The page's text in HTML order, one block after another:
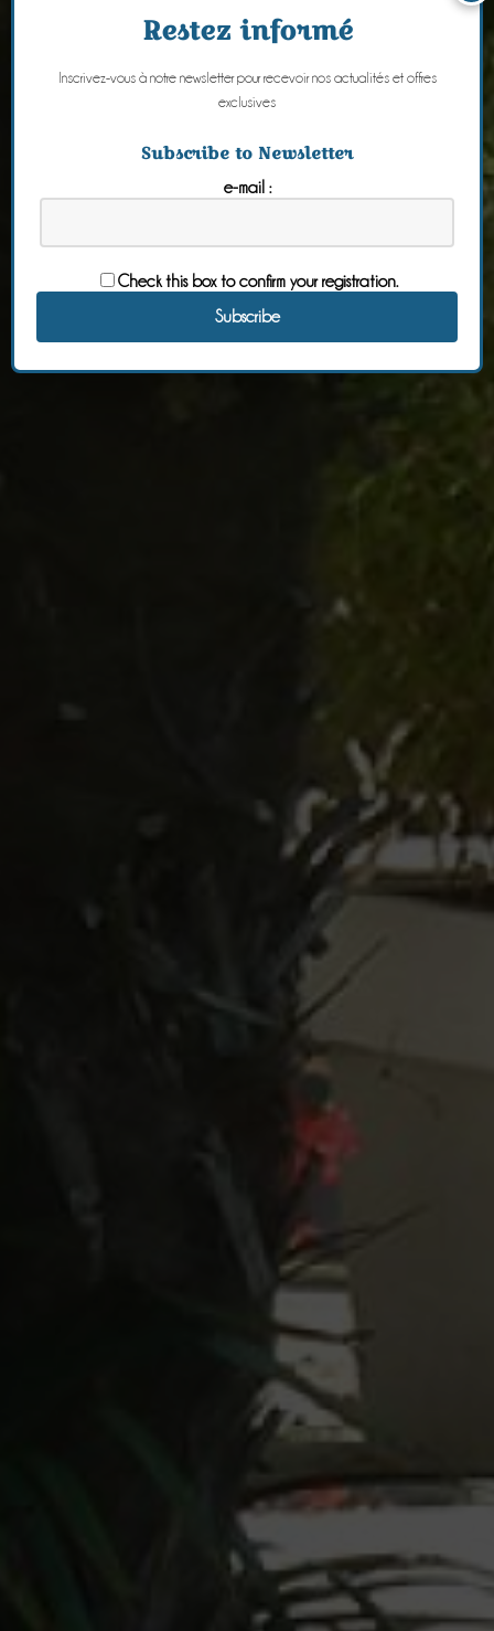
Restez informé
Inscrivez-vous à notre newsletter pour recevoir nos actualités et offres
exclusives
Subscribe to Newsletter
e-mail :
Check this box to confirm your registration.